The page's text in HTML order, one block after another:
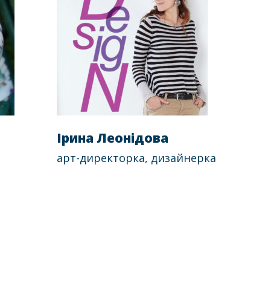
Ірина Леонідова
арт-директорка, дизайнерка